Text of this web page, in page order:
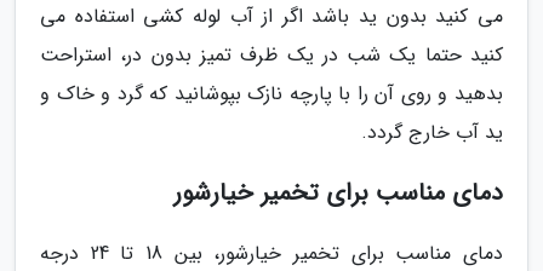
می کنید بدون ید باشد اگر از آب لوله کشی استفاده می
کنید حتما یک شب در یک ظرف تمیز بدون در، استراحت
بدهید و روی آن را با پارچه نازک بپوشانید که گرد و خاک و
ید آب خارج گردد.
دمای مناسب برای تخمیر خیارشور
دمای مناسب برای تخمیر خیارشور، بین 18 تا 24 درجه